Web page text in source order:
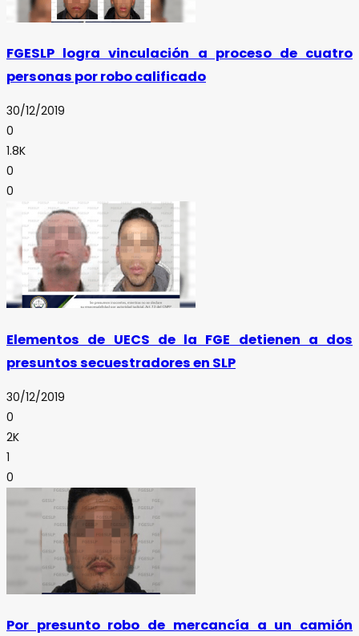
FGESLP logra vinculación a proceso de cuatro
personas por robo calificado
30/12/2019
0
1.8K
0
0
Elementos de UECS de la FGE detienen a dos
presuntos secuestradores en SLP
30/12/2019
0
2K
1
0
Por presunto robo de mercancía a un camión